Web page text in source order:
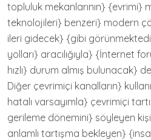
topluluk mekanlarının} {evrimi}
teknolojileri} benzeri} modern
ileri gidecek} {gibi
yolları} aracılığıyla} {İnternet
hızlı} durum almış bulunacak}
Diğer çevrimiçi kanalların}
hatalı varsayımla} çevrimiçi
gerileme dönemini} söyleyen
anlamlı tartışma bekleyen}